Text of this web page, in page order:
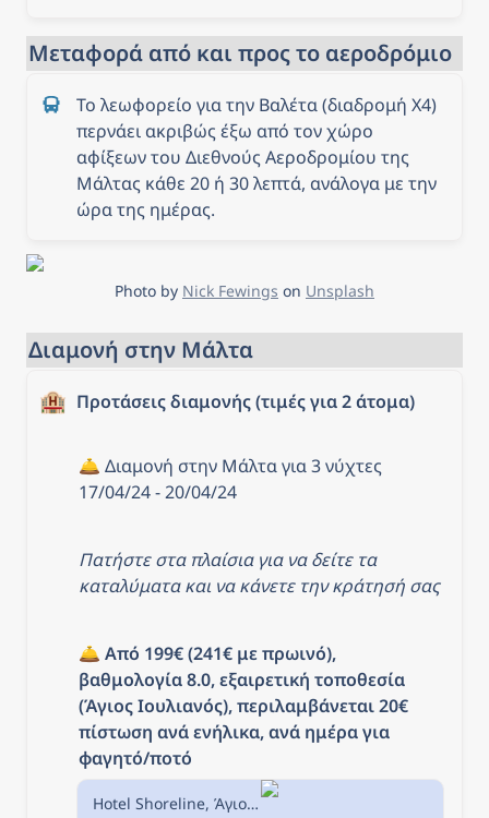
Μεταφορά από και προς το αεροδρόμιο
Το λεωφορείο για την Βαλέτα (διαδρομή X4)
περνάει ακριβώς έξω από τον χώρο
αφίξεων του Διεθνούς Αεροδρομίου της
Μάλτας κάθε 20 ή 30 λεπτά, ανάλογα με την
ώρα της ημέρας.
Photo by Nick Fewings on Unsplash
Διαμονή στην Μάλτα
🏨 Προτάσεις διαμονής (τιμές για 2 άτομα)
🛎️ Διαμονή στην Μάλτα για 3 νύχτες
17/04/24 - 20/04/24
Πατήστε στα πλαίσια για να δείτε τα
καταλύματα και να κάνετε την κράτησή σας
🛎️ Από 199€ (241€ με πρωινό),
βαθμολογία 8.0, εξαιρετική τοποθεσία
(Άγιος Ιουλιανός), περιλαμβάνεται 20€
πίστωση ανά ενήλικα, ανά ημέρα για
φαγητό/ποτό
Hotel Shoreline, Άγιος Ιουλιανός, Μάλτα